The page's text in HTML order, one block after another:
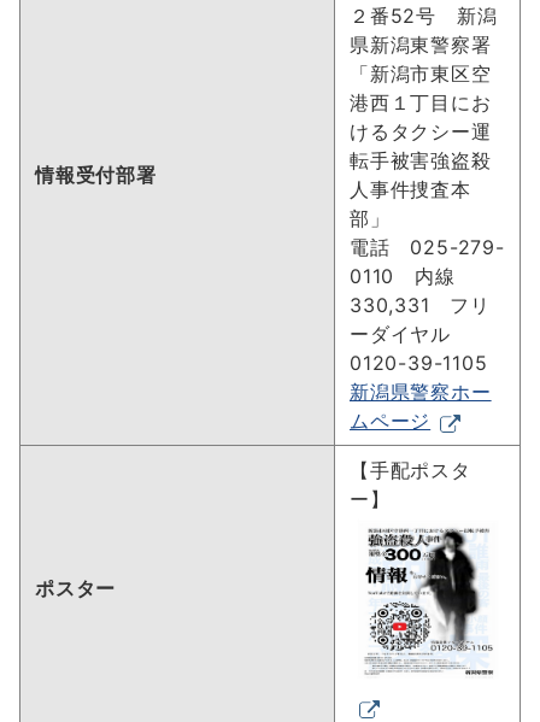
情報受付部署
２番52号 新潟
県新潟東警察署
「新潟市東区空
港西１丁目にお
けるタクシー運
転手被害強盗殺
人事件捜査本
部」
電話 025-279-
0110 内線
330,331 フリ
ーダイヤル
0120-39-1105
新潟県警察ホー
ムページ
ポスター
【手配ポスタ
ー】